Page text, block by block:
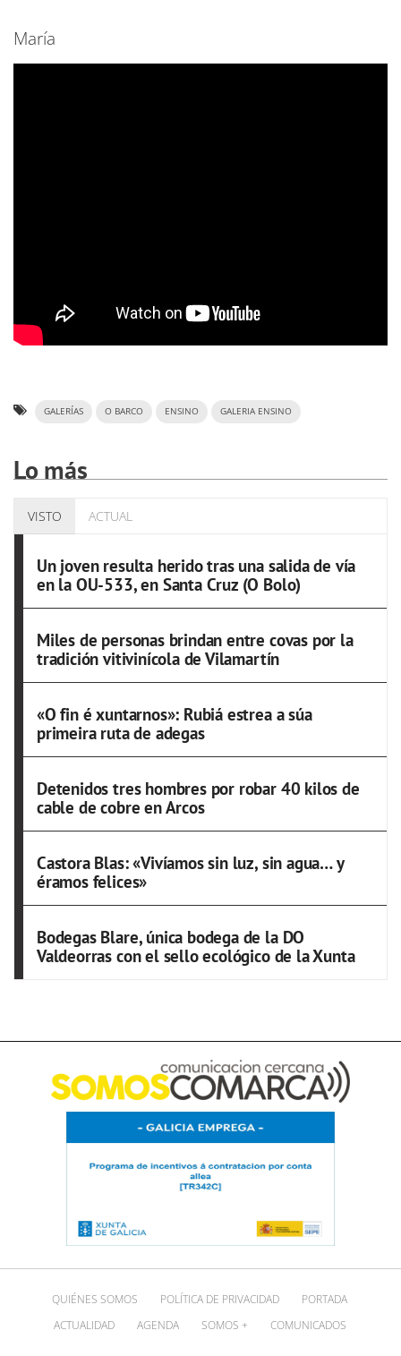
María
GALERÍAS O BARCO ENSINO GALERIA ENSINO
Lo más
VISTO ACTUAL
Un joven resulta herido tras una salida de vía
en la OU-533, en Santa Cruz (O Bolo)
Miles de personas brindan entre covas por la
tradición vitivinícola de Vilamartín
«O fin é xuntarnos»: Rubiá estrea a súa
primeira ruta de adegas
Detenidos tres hombres por robar 40 kilos de
cable de cobre en Arcos
Castora Blas: «Vivíamos sin luz, sin agua… y
éramos felices»
Bodegas Blare, única bodega de la DO
Valdeorras con el sello ecológico de la Xunta
QUIÉNES SOMOS POLÍTICA DE PRIVACIDAD
PORTADA
ACTUALIDAD
AGENDA SOMOS + COMUNICADOS